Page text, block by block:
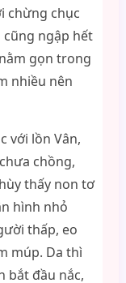
chừng chục
cũng ngập hết
gọn trong
nhiều nên
với lồn Vân,
chồng,
thấy non tơ
hình nhỏ
thấp, eo
múp. Da thì
bắt đầu nắc,